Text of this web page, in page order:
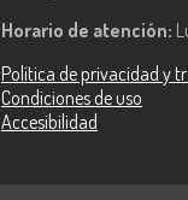
Horario de atención:
Política de privacidad y
Condiciones de uso
Accesibilidad